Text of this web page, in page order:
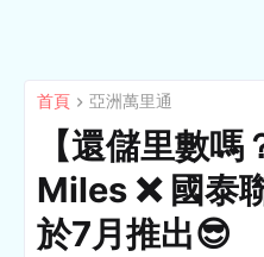
首頁 亞洲萬里通
【還儲里數
Miles ❌ 國泰
於7月推出😎